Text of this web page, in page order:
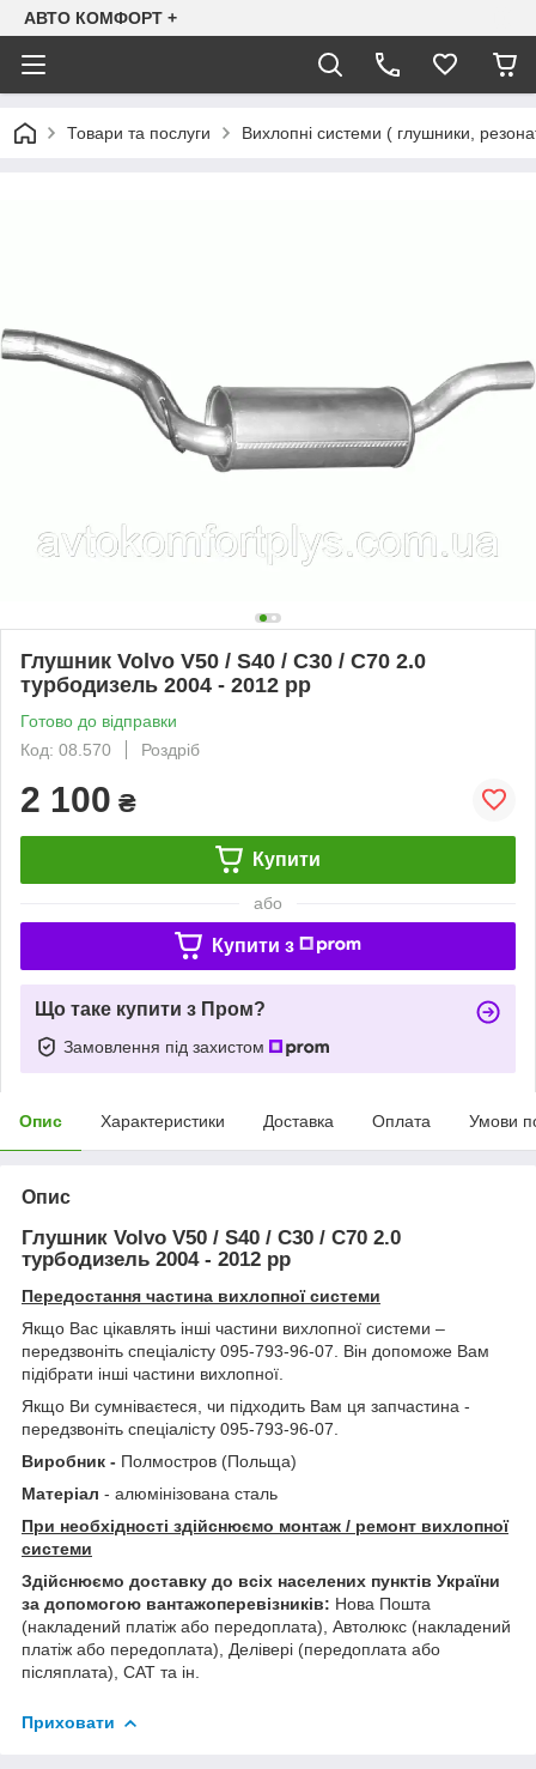
АВТО КОМФОРТ +
Товари та послуги Вихлопні системи ( глушники,
Глушник Volvo V50 / S40 / C30 / C70 2.0
турбодизель 2004 - 2012 рр
Готово до відправки
Код: 08.570
Роздріб
2 100 ₴
Купити
або
Купити з
Що таке купити з Пром?
Замовлення під захистом
Опис Характеристики Доставка Оплата Умови
Опис
Глушник Volvo V50 / S40 / C30 / C70 2.0
турбодизель 2004 - 2012 рр
Передостання частина вихлопної системи
Якщо Вас цікавлять інші частини вихлопної системи –
передзвоніть спеціалісту 095-793-96-07. Він допоможе Вам
підібрати інші частини вихлопної.
Якщо Ви сумніваєтеся, чи підходить Вам ця запчастина -
передзвоніть спеціалісту 095-793-96-07.
Виробник - Полмостров (Польща)
Матеріал - алюмінізована сталь
При необхідності здійснюємо монтаж / ремонт вихлопної
системи
Здійснюємо доставку до всіх населених пунктів України
за допомогою вантажоперевізників: Нова Пошта
(накладений платіж або передоплата), Автолюкс (накладений
платіж або передоплата), Делівері (передоплата або
післяплата), САТ та ін.
Приховати